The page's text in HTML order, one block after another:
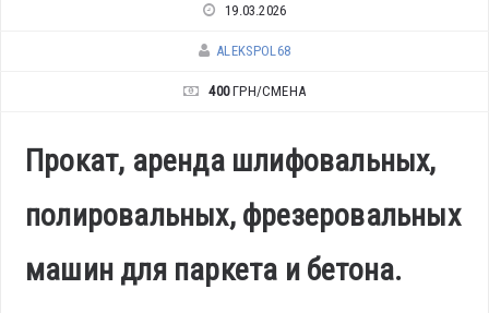
19.03.2026
ALEKSPOL68
400 ГРН/СМЕНА
Прокат, аренда шлифовальных,
полировальных, фрезеровальных
машин для паркета и бетона.